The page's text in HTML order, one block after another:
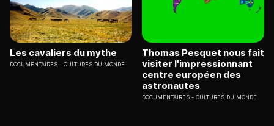
Les cavaliers du mythe
DOCUMENTAIRES CULTURES DU MONDE
Thomas Pesquet nous fait
visiter l'impressionnant
centre européen des
astronautes
DOCUMENTAIRES CULTURES DU MONDE